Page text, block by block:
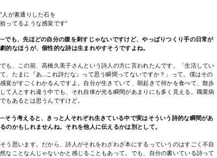
“人が素通りした石を
拾ってるような感覚です“
―でも、先ほどの自分の腹を刺すじゃないですけど、やっぱりつくり手の日常が
劇的なほうが、個性的な詩は生まれやすそうですよね。
でも、この前、高橋久美子さんという詩人の方に言われたんです。「生活してい
て、たまに『あ…これ詩だな』って思う瞬間ってないですか？」って。僕はその
感覚がすごくわかるんですよ。自分が生きていて、朝起きて何かを食べて、散歩
して人とすれ違う中でも、それ自体が光る瞬間があまりにも多く見える。職業病
でもあるとは思うんですけど。
―そう考えると、きっと人それぞれ生きている中で実はそういう詩的な瞬間があ
るのかもしれませんね。それを他人に伝えるかは別として。
そう思います。だから、詩人がそれをわざわざ本にするっていうのはすごく不自
然なことなんじゃないかと感じることもあって。でも、自分の書いている詩って